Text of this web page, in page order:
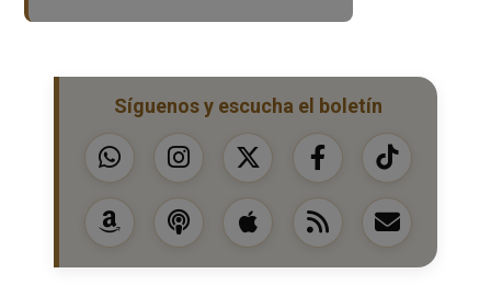
Síguenos y escucha el boletín